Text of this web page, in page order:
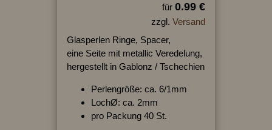
für 0.99 €
zzgl. Versand
Glasperlen Ringe, Spacer,
eine Seite mit metallic Veredelung,
hergestellt in Gablonz / Tschechien
Perlengröße: ca. 6/1mm
LochØ: ca. 2mm
pro Packung 40 St.